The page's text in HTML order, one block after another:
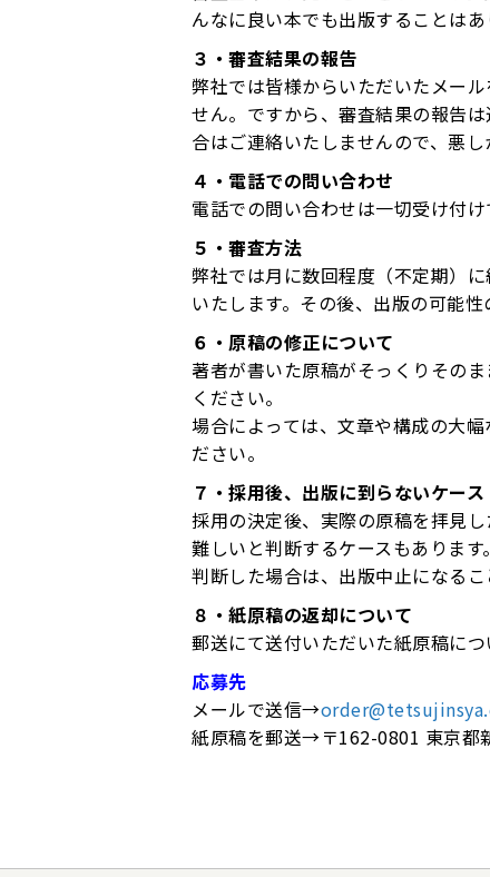
んなに良い本でも出版することはあ
３・審査結果の報告
弊社では皆様からいただいたメー
せん。ですから、審査結果の報告
合はご連絡いたしませんので、悪し
４・電話での問い合わせ
電話での問い合わせは一切受け付
５・審査方法
弊社では月に数回程度（不定期）
いたします。その後、出版の可能
６・原稿の修正について
著者が書いた原稿がそっくりその
ください。
場合によっては、文章や構成の大
ださい。
７・採用後、出版に到らないケース
採用の決定後、実際の原稿を拝見
難しいと判断するケースもありま
判断した場合は、出版中止になるこ
８・紙原稿の返却について
郵送にて送付いただいた紙原稿に
応募先
メールで送信→
紙原稿を郵送→〒162-0801 東京都